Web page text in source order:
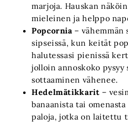
marjoja. Hauskan
mieleinen ja helppo
Popcornia – vähemmän
sipseissä, kun keität
halutessasi pienissä
jolloin annoskoko pysyy
sottaaminen vähenee.
Hedelmätikkarit –
banaanista tai
paloja, jotka on laitettu